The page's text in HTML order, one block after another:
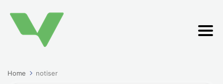
Home notiser